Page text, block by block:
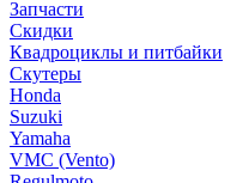
Запчасти
Скидки
Квадроциклы и питбайки
Скутеры
Honda
Suzuki
Yamaha
VMC (Vento)